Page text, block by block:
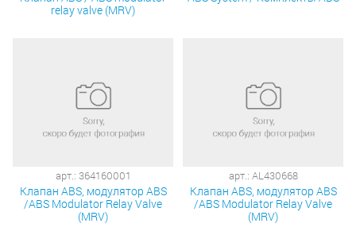
relay valve (MRV)
арт.: 364160001
Клапан ABS, модулятор ABS
/ABS Modulator Relay Valve
(MRV)
арт.: AL430668
Клапан ABS, модулятор ABS
/ABS Modulator Relay Valve
(MRV)